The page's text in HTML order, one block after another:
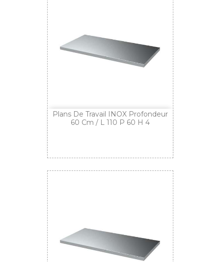
Plans De Travail INOX Profondeur
60 Cm / L 110 P 60 H 4